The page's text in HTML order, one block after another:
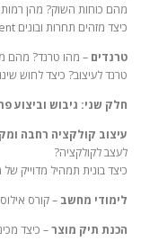
מהם כוחות השוק? מהן
כיצד מזהים תחרות ובונים Mission Statement
טרנדים – מהו טרנד? מהם
טרנד לעיצוב? כיצד לחוש
חלק שני: גיבוש וביצוע
עיצוב קולקציה רחבה
לעצב לקולקציה?
כיצד בונית תמהיל מדוייק
לימודי מחשב – קורס
הכנת תיק מוצר– כיצד